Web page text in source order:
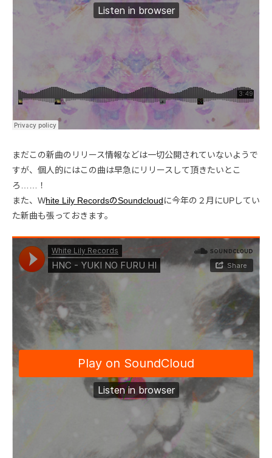
まだこの新曲のリリース情報などは一切公開されていないようで
すが、個人的にはこの曲は早急にリリースして頂きたいとこ
ろ……！
また、White Lily RecordsのSoundcloudに今年の２月にUPしてい
た新曲も張っておきます。